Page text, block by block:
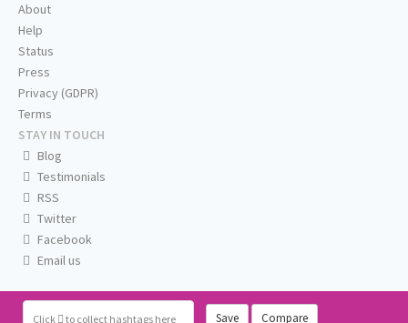
Click to collect hashtags here Save Compare
About
Help
Status
Press
Privacy (GDPR)
Terms
STAY IN TOUCH
Blog
Testimonials
RSS
Twitter
Facebook
Email us